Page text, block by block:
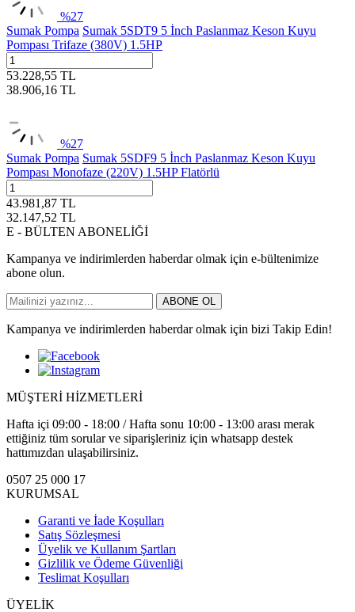
%27
Sumak Pompa Sumak 5SDT9 5 İnch Paslanmaz Keson Kuyu
Pompası Trifaze (380V) 1.5HP
53.228,55 TL
38.906,16 TL
%27
Sumak Pompa Sumak 5SDF9 5 İnch Paslanmaz Keson Kuyu
Pompası Monofaze (220V) 1.5HP Flatörlü
43.981,87 TL
32.147,52 TL
E - BÜLTEN ABONELİĞİ
Kampanya ve indirimlerden haberdar olmak için e-bültenimize
abone olun.
ABONE OL
Kampanya ve indirimlerden haberdar olmak için bizi Takip Edin!
MÜŞTERİ HİZMETLERİ
Hafta içi 09:00 - 18:00 / Hafta sonu 10:00 - 13:00 arası merak
ettiğiniz tüm sorular ve siparişleriniz için whatsapp destek
hattımızdan ulaşabilirsiniz.
0507 25 000 17
KURUMSAL
Garanti ve İade Koşulları
Satış Sözleşmesi
Üyelik ve Kullanım Şartları
Gizlilik ve Ödeme Güvenliği
Teslimat Koşulları
ÜYELİK